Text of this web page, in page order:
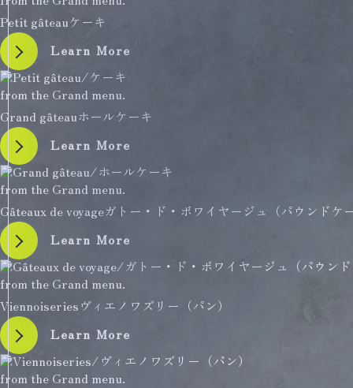
Petit gâteauケーキ
Learn More
from the Grand menu.
Grand gâteauホールケーキ
Learn More
from the Grand menu.
Gâteaux de voyageガトー・ド・ボワイヤージュ（パウンドケ
Learn More
from the Grand menu.
Viennoiseriesヴィエノワズリー（パン）
Learn More
from the Grand menu.